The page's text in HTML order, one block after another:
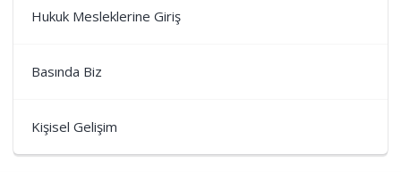
Hukuk Mesleklerine Giriş
Basında Biz
Kişisel Gelişim